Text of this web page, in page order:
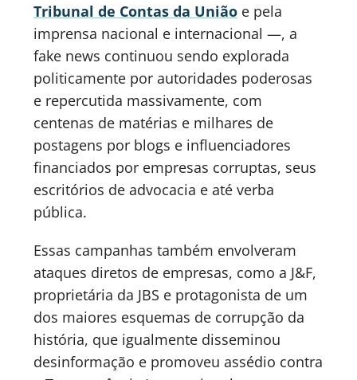
Tribunal de Contas da União e pela
imprensa nacional e internacional —, a
fake news continuou sendo explorada
politicamente por autoridades poderosas
e repercutida massivamente, com
centenas de matérias e milhares de
postagens por blogs e influenciadores
financiados por empresas corruptas, seus
escritórios de advocacia e até verba
pública.
Essas campanhas também envolveram
ataques diretos de empresas, como a J&F,
proprietária da JBS e protagonista de um
dos maiores esquemas de corrupção da
história, que igualmente disseminou
desinformação e promoveu assédio contra